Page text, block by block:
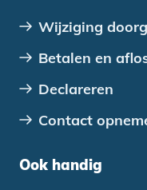
Wijziging
Betalen en
Declareren
Contact
Ook handig